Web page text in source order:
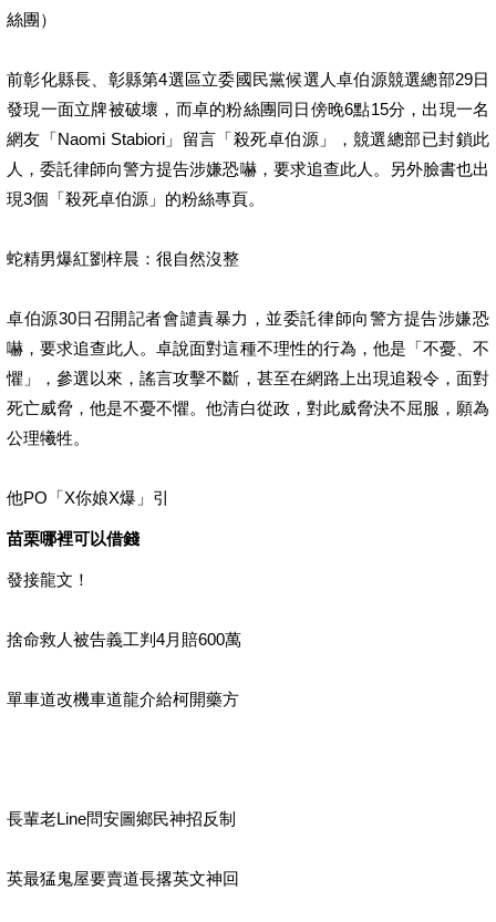
絲團）
前彰化縣長、彰縣第4選區立委國民黨候選人卓伯源競選總部29日
發現一面立牌被破壞，而卓的粉絲團同日傍晚6點15分，出現一名
網友「Naomi Stabiori」留言「殺死卓伯源」，競選總部已封鎖此
人，委託律師向警方提告涉嫌恐嚇，要求追查此人。另外臉書也出
現3個「殺死卓伯源」的粉絲專頁。
蛇精男爆紅劉梓晨：很自然沒整
卓伯源30日召開記者會譴責暴力，並委託律師向警方提告涉嫌恐
嚇，要求追查此人。卓說面對這種不理性的行為，他是「不憂、不
懼」，參選以來，謠言攻擊不斷，甚至在網路上出現追殺令，面對
死亡威脅，他是不憂不懼。他清白從政，對此威脅決不屈服，願為
公理犧牲。
他PO「X你娘X爆」引
苗栗哪裡可以借錢
發接龍文！
捨命救人被告義工判4月賠600萬
單車道改機車道龍介給柯開藥方
長輩老Line問安圖鄉民神招反制
英最猛鬼屋要賣道長撂英文神回